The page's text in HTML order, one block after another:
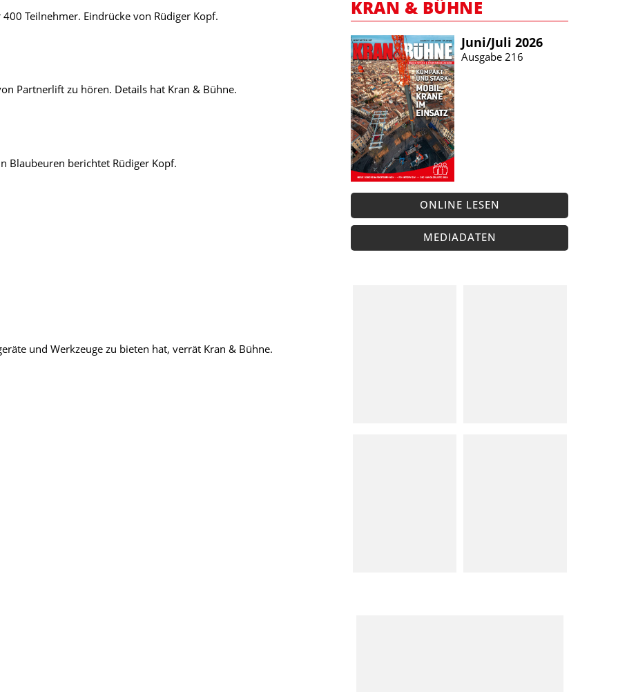
Teilnehmer. Eindrücke von Rüdiger Kopf.
Partnerlift zu hören. Details hat Kran & Bühne.
Blaubeuren berichtet Rüdiger Kopf.
und Werkzeuge zu bieten hat, verrät Kran & Bühne.
KRAN & BÜHNE
Juni/​Juli 2026
Ausgabe 216
ONLINE LESEN
MEDIADATEN